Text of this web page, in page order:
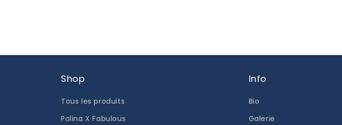
Shop
Tous les produits
Polina X Fabulous
Info
Bio
Galerie